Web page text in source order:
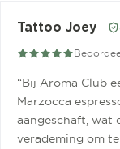
Tattoo Joey
“Bij Aroma Club
Marzocca
aangeschaft, wat
verademing om